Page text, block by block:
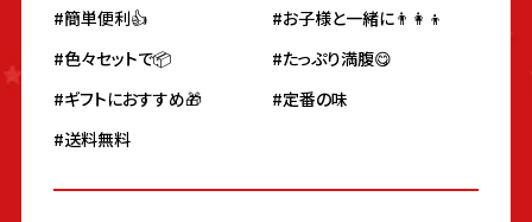
#簡単便利👍
#お子様と一緒に👨‍👩‍👦
#色々セットで📦
#たっぷり満腹😋
#ギフトにおすすめ🎁
#定番の味
#送料無料